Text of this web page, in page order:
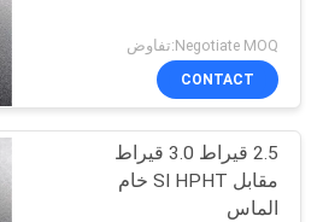
Negotiate MOQ:تفاوض
CONTACT
2.5 قيراط 3.0 قيراط
مقابل SI HPHT خام
الماس